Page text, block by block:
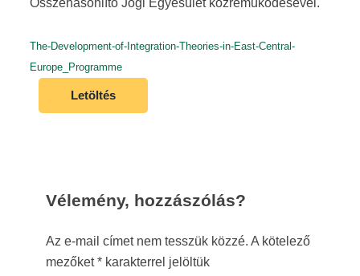
Összehasonlító Jogi Egyesület közreműködésével.
The-Development-of-Integration-Theories-in-East-Central-
Europe_Programme
Letöltés
Vélemény, hozzászólás?
Az e-mail címet nem tesszük közzé. A kötelező
mezőket* karakterrel jelöltük